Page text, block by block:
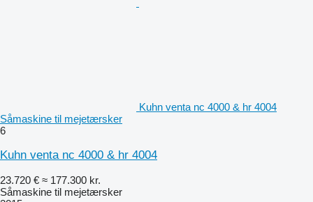
Kuhn venta nc 4000 & hr 4004
Såmaskine til mejetærsker
6
Kuhn venta nc 4000 & hr 4004
23.720 € ≈ 177.300 kr.
Såmaskine til mejetærsker